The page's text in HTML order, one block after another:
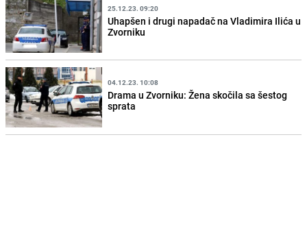
25.12.23. 09:20
Uhapšen i drugi napadač na Vladimira Ilića u
Zvorniku
04.12.23. 10:08
Drama u Zvorniku: Žena skočila sa šestog
sprata